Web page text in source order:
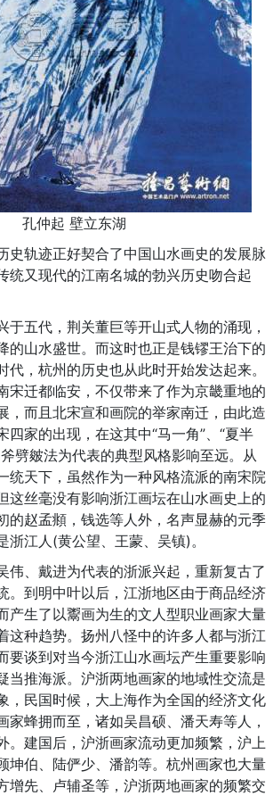
孔仲起 壁立东湖
轨迹正好契合了中国山水画史的发展脉
统又现代的江南名城的勃兴历史吻合起
五代，荆关董巨等开山式人物的涌现，
的山水盛世。而这时也正是钱镠王治下的
代，杭州的历史也从此时开始发达起来。
宋迁都临安，不仅带来了作为京畿重地的
，而且北宋宣和画院的举家南迁，由此造
四家的出现，在这其中“马一角”、“夏半
劈皴法为代表的典型风格影响至远。从
统天下，虽然作为一种风格流派的南宋院
这丝毫没有影响浙江画坛在山水画史上的
的赵孟頫，钱选等人外，名声显赫的元季
浙江人(黄公望、王蒙、吴镇)。
、戴进为代表的浙派兴起，重新复古了
。到明中叶以后，江浙地区由于商品经济
产生了以鬻画为生的文人型职业画家大量
这种趋势。扬州八怪中的许多人都与浙江
要谈到对当今浙江山水画坛产生重要影响
当推海派。沪浙两地画家的地域性交流是
，民国时候，大上海作为全国的经济文化
家蜂拥而至，诸如吴昌硕、潘天寿等人，
。建国后，沪浙画家流动更加频繁，沪上
坤伯、陆俨少、潘韵等。杭州画家也大量
增先、卢辅圣等，沪浙两地画家的频繁交